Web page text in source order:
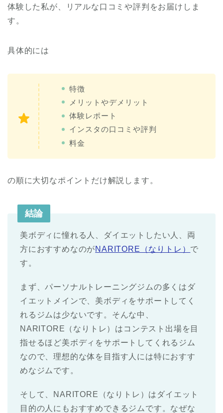
体験した私が、リアルな口コミや評判をお届けしま
す。
具体的には
特徴
メリットやデメリット
体験レポート
インスタの口コミや評判
料金
の順に大切なポイントだけ解説します。
結論
美ボディに憧れる人、ダイエットしたい人、両
方におすすめなのがNARITORE（なりトレ） で
す。
まず、パーソナルトレーニングジムの多くはダ
イエットメインで、美ボディをサポートしてく
れるジムは少ないです。そんな中、
NARITORE（なりトレ）はコンテスト出場を目
指せるほど美ボディをサポートしてくれるジム
なので、理想的な体を目指す人には特におすす
めなジムです。
そして、NARITORE（なりトレ）はダイエット
目的の人にもおすすめできるジムです。なぜな